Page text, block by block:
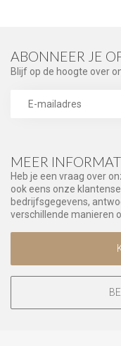
MEER
Heb je een vraag over
ook eens onze
bedrijfsgegevens,
verschillende manieren
ABONNEER JE
Blijf op de hoogte over